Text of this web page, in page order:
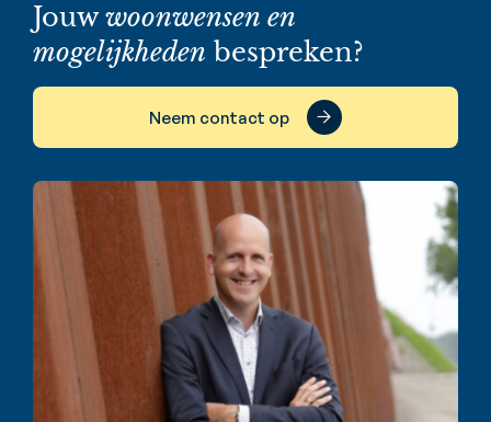
Jouwwoonwensen en
mogelijkheden bespreken?
Neem contact op